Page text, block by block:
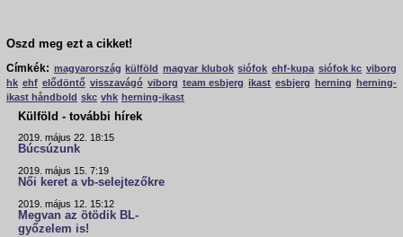
Oszd meg ezt a cikket!
Címkék: magyarország külföld magyar klubok siófok ehf-kupa siófok kc viborg
hk ehf elődöntő visszavágó viborg team esbjerg ikast esbjerg herning
herning-
ikast håndbold skc vhk herning-ikast
Külföld - további hírek
2019. május 22. 18:15
Búcsúzunk
2019. május 15. 7:19
Női keret a vb-selejtezőkre
2019. május 12. 15:12
Megvan az ötödik BL-
győzelem is!